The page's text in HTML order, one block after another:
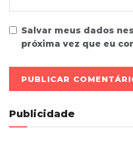
Salvar meus dados
próxima vez que eu
Publicidade